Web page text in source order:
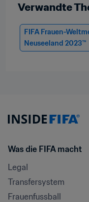
Verwandte
FIFA Frauen-
Neuseeland 2023™
Was die FIFA macht
Legal
Transfersystem
Frauenfussball